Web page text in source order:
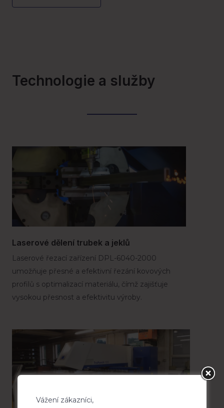
Technologie a služby
Laserové dělení trubek a jeklů
Laserové řezací zařízení DPL-6040-2000
umožňuje přesné a efektivní řezání kovových
profilů s optimalizací materiálu, čímž zajišťuje
vysokou přesnost a efektivitu výroby.
Vážení zákazníci,